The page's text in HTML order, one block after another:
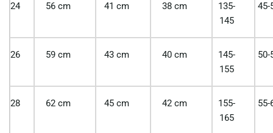
24 56 cm 41 cm 38 cm
135-
145
45-
26 59 cm 43 cm 40 cm
145-
155
50-
28 62 cm 45 cm 42 cm
155-
165
55-